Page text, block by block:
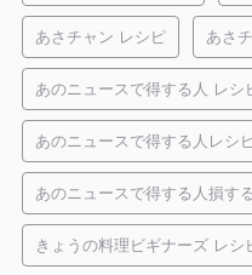
あさチャン レシピ あさ
あのニュースで得する人 レシ
あのニュースで得する人レシ
あのニュースで得する人損す
きょうの料理ビギナーズ レシ